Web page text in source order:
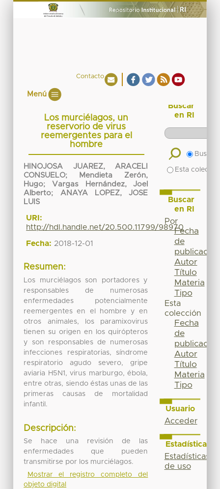
Contacto
Menú
Los murciélagos, un
reservorio de virus
reemergentes para el
hombre
HINOJOSA JUAREZ, ARACELI
CONSUELO;
Mendieta Zerón,
Hugo; Vargas Hernández, Joel
Alberto; ANAYA LOPEZ, JOSE
LUIS
URI:
http://hdl.handle.net/20.500.11799/98970
Fecha: 2018-12-01
Resumen:
Los murciélagos son portadores y
responsables de numerosas
enfermedades potencialmente
reemergentes en el hombre y en
otros animales, los paramixovirus
tienen su origen en los quirópteros
y son responsables de numerosas
infecciones respiratorias, síndrome
respiratorio agudo severo, gripe
aviaria H5N1, virus marburgo, ébola,
entre otras, siendo éstas unas de las
primeras causas de mortalidad
infantil.
Descripción:
Se hace una revisión de las
enfermedades que pueden
transmitirse por los murciélagos.
Mostrar el registro completo del
objeto digital
Buscar
en RI
Buscar
Esta
Buscar
en RI
Por
Fecha
de
publicación
Autor
Título
Materia
Tipo
Esta
colección
Fecha
de
publicación
Autor
Título
Materia
Tipo
Usuario
Acceder
Estadísticas
Estadísticas
de uso